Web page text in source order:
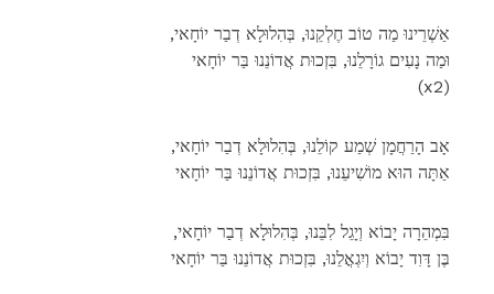
,אַשְׁרֵינוּ מַה טוֹב חֶלְקֵנוּ, בְּהִלוּלָא דְבַר יוֹחָאי
וּמַה נָעִים גוֹרָלֵנוּ, בִּזְכוּת אֲדוֹנֵנוּ בַּר יוֹחָאי
(x2)
,אָב הָרַחֲמָן שְׁמַע קוֹלֵנוּ, בְּהִלוּלָא דְבַר יוֹחָאי
אַתָּה הוּא מוֹשִׁיעֵנוּ, בִּזְכוּת אֲדוֹנֵנוּ בַּר יוֹחָאי
,בִּמְהֵרָה יָבוֹא וְיָגֵל לִבֵּנוּ, בְּהִלוּלָא דְבַר יוֹחָאי
בֶּן דָּוִד יָבוֹא וְיִגְאֳלֵנוּ, בִּזְכוּת אֲדוֹנֵנוּ בַּר יוֹחָאי